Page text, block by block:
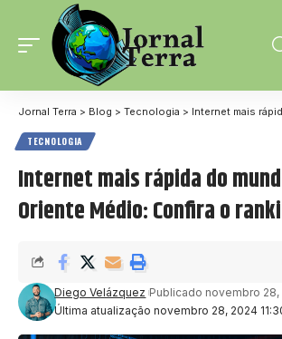
Jornal Terra > Blog > Tecnologia > Internet mais rápida do mundo
TECNOLOGIA
Internet mais rápida do
Oriente Médio: Confira o
Última atualização novembro 28, 2024
Diego Velázquez Publicado novembro 28,